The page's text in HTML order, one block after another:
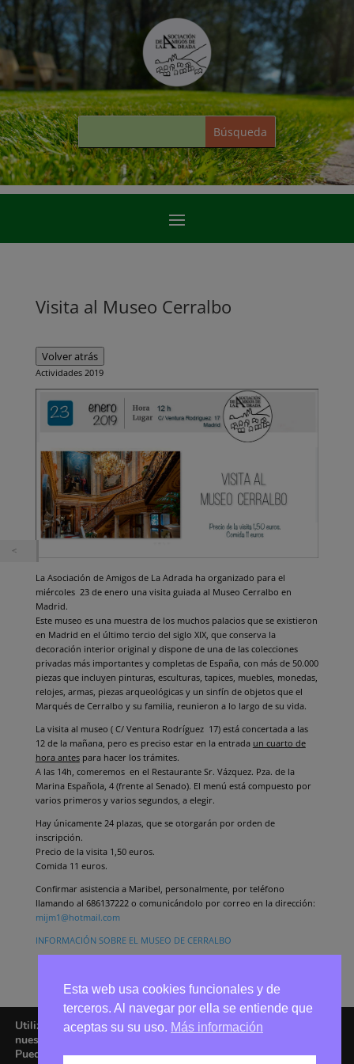
Visita al Museo Cerralbo
Volver atrás
Actividades 2019
La Asociación de Amigos de La Adrada ha organizado para el
miércoles 23 de enero una visita guiada al Museo Cerralbo en
Madrid.
Este museo es una muestra de los muchos palacios que se existieron
en Madrid en el último tercio del siglo XIX, que conserva la
decoración interior original y dispone de una de las colecciones
privadas más importantes y completas de España, con más de 50.000
piezas que incluyen pinturas, esculturas, tapices, muebles, monedas,
relojes, armas, piezas arqueológicas y un sinfín de objetos que el
Marqués de Cerralbo y su familia, reunieron a lo largo de su vida.
La visita al museo ( C/ Ventura Rodríguez 17) está concertada a las
12 de la mañana, pero es preciso estar en la entrada un cuarto de
hora antespara hacer los trámites.
A las 14h, comeremos en el Restaurante Sr. Vázquez. Pza. de la
Marina Española, 4 (frente al Senado). El menú está compuesto por
varios primeros y varios segundos, a elegir.
Hay únicamente 24 plazas, que se otorgarán por orden de
inscripción.
Precio de la visita 1,50 euros.
Comida 11 euros.
Confirmar asistencia a Maribel, personalmente, por teléfono
llamando al 686137222 o comunicándolo por correo en la dirección:
mijm1@hotmail.com
INFORMACIÓN SOBRE EL MUSEO DE CERRALBO
Utilizamos cookies para ofrecerte la mejor experiencia en
nuestra web.
Puedes aprender más sobre qué cookies utilizamos o
Esta web usa cookies funcionales y de
terceros. Al navegar por ella se entiende que
aceptas su su uso. Más información